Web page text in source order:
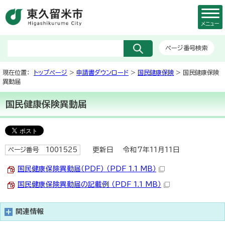
ページ番号検索
メニュー
現在位置： トップページ > 申請書ダウンロード > 国民健康保険 > 国民健康保険
異動届
国民健康保険異動届
ページ番号 1001525 更新日 令和7年11月11日
国民健康保険異動届（PDF） （PDF 1.1 MB）
国民健康保険異動届の記載例 （PDF 1.1 MB）
関連情報